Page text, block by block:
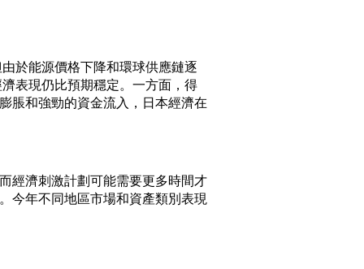
於能源價格下降和環球供應鏈逐
表現仍比預期穩定。一方面，得
脹和強勁的資金流入，日本經濟在
經濟刺激計劃可能需要更多時間才
今年不同地區市場和資產類別表現